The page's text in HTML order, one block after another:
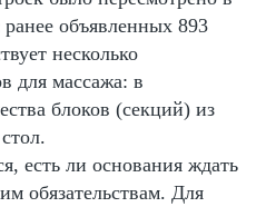
объявленных 893
несколько
для массажа: в
блоков (секций) из
есть ли основания ждать
обязательствам. Для